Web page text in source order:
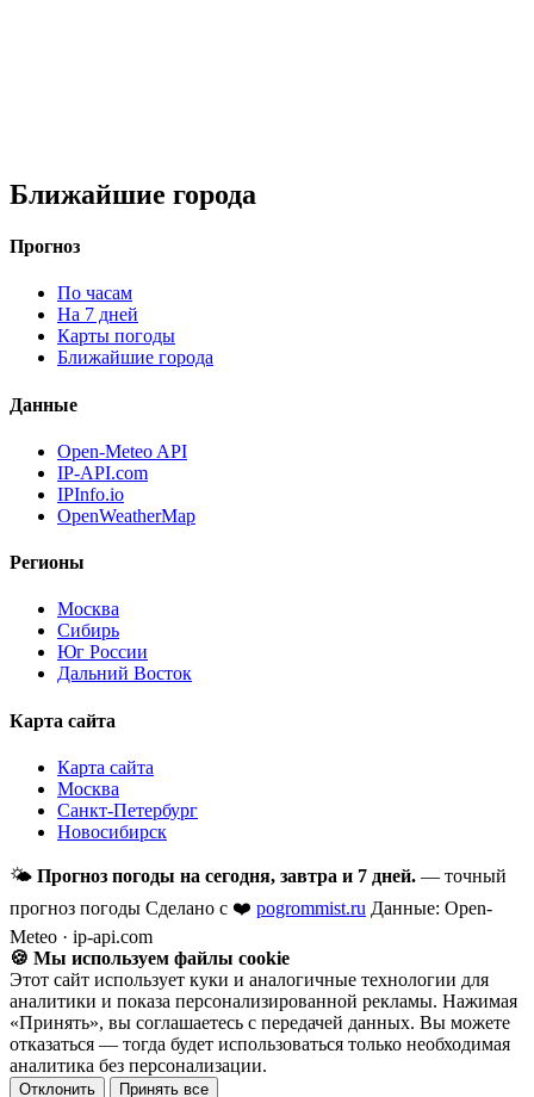
Ближайшие города
Прогноз
По часам
На 7 дней
Карты погоды
Ближайшие города
Данные
Open-Meteo API
IP-API.com
IPInfo.io
OpenWeatherMap
Регионы
Москва
Сибирь
Юг России
Дальний Восток
Карта сайта
Карта сайта
Москва
Санкт-Петербург
Новосибирск
🌤 Прогноз погоды на сегодня, завтра и 7 дней. — точный
прогноз погоды Сделано с ❤️ pogrommist.ru Данные: Open-
Meteo · ip-api.com
🍪 Мы используем файлы cookie
Этот сайт использует куки и аналогичные технологии для
аналитики и показа персонализированной рекламы. Нажимая
«Принять», вы соглашаетесь с передачей данных. Вы можете
отказаться — тогда будет использоваться только необходимая
аналитика без персонализации.
Отклонить Принять все